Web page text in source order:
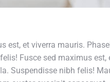
est, et viverra mauris.
Fusce sed maximus
Suspendisse nibh felis!